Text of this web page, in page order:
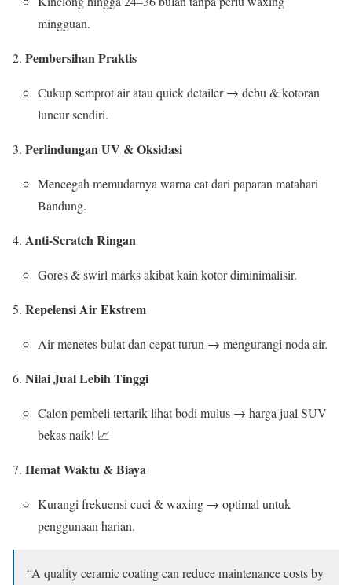
mingguan.
Pembersihan Praktis
Cukup semprot air atau quick detailer → debu & kotoran
luncur sendiri.
Perlindungan UV & Oksidasi
Mencegah memudarnya warna cat dari paparan matahari
Bandung.
Anti-Scratch Ringan
Gores & swirl marks akibat kain kotor diminimalisir.
Repelensi Air Ekstrem
Air menetes bulat dan cepat turun → mengurangi noda air.
Nilai Jual Lebih Tinggi
Calon pembeli tertarik lihat bodi mulus → harga jual SUV
bekas naik! 📈
Hemat Waktu & Biaya
Kurangi frekuensi cuci & waxing → optimal untuk
penggunaan harian.
“A quality ceramic coating can reduce maintenance costs by